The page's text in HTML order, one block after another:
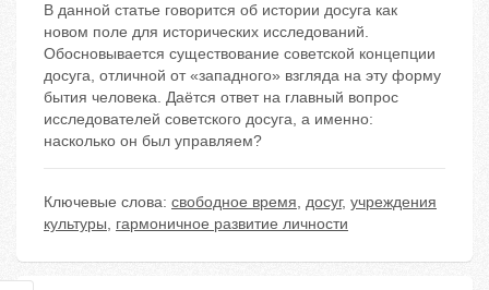
В данной статье говорится об истории досуга как
новом поле для исторических исследований.
Обосновывается существование советской концепции
досуга, отличной от «западного» взгляда на эту форму
бытия человека. Даётся ответ на главный вопрос
исследователей советского досуга, а именно:
насколько он был управляем?
Ключевые слова: свободное время, досуг, учреждения
культуры, гармоничное развитие личности